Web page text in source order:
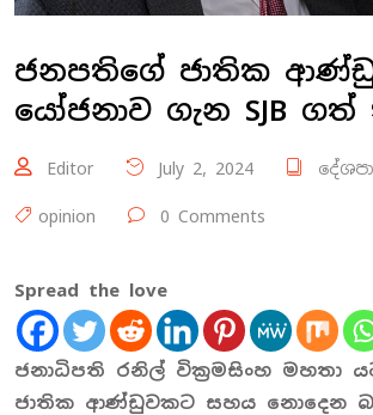
ජනපතිගේ ජාතික
යෝජනාව ගැන SJB
Editor July 2, 2024
opinion 0 Comments
Spread the love
ජනාධිපති රනිල් වික්‍රමසිංහ මහතා
ජාතික ආණ්ඩුවකට සහය නොදෙන